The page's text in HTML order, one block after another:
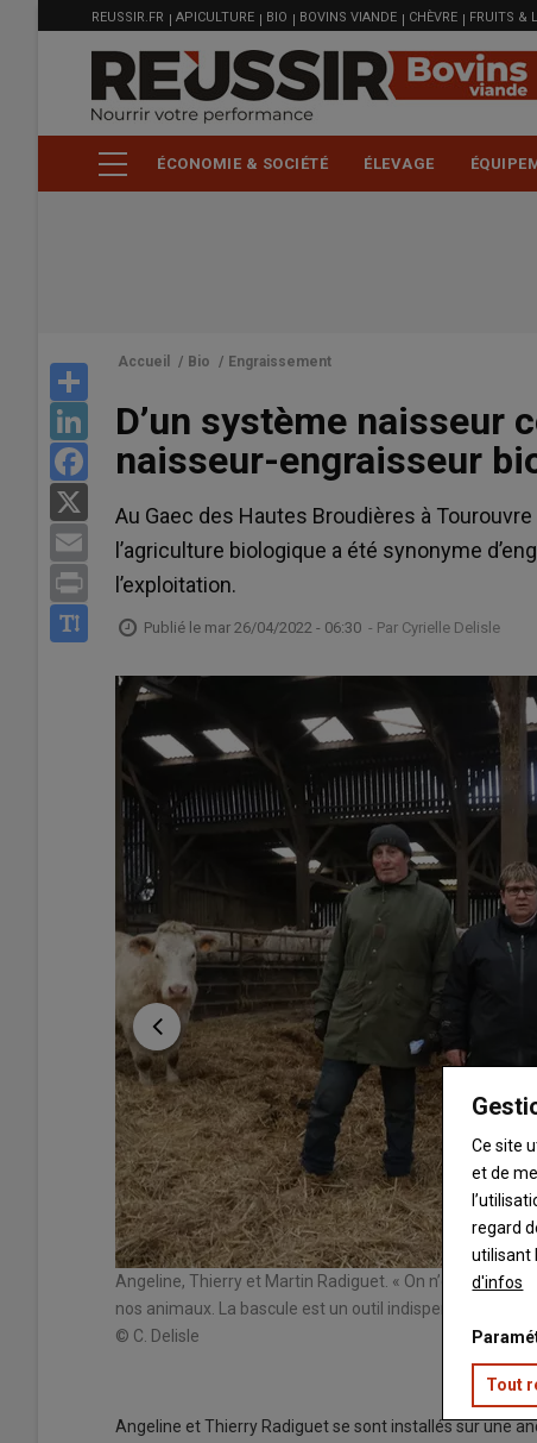
MENU
FILIÈRE
REUSSIR.FR APICULTURE BIO BOVINS VIANDE CHÈVRE FRUITS &
ÉCONOMIE & SOCIÉTÉ ÉLEVAGE
LinkedIn
Facebook
Email
Print
Accueil / Bio / Engraissement
D’un système naisseur
naisseur-engraisseur
Au Gaec des Hautes Broudières à
l’agriculture biologique a été synonyme
l’exploitation.
Publié le mar 26/04/2022 - 06:30 - Par Cyrielle Delisle
Angeline, Thierry et Martin Radiguet. « On
nos animaux. La bascule est un outil indispensable pour
© C. Delisle
Angeline et Thierry Radiguet se sont installés sur une
Ce site
et de
regard
utilisant
d'infos
Tout